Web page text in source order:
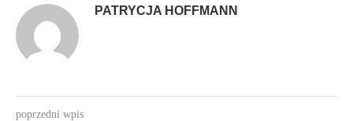
PATRYCJA HOFFMANN
poprzedni wpis